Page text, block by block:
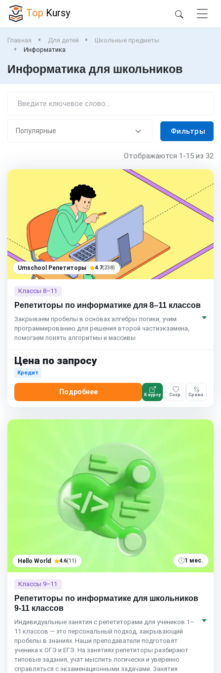
Top Kursy
Главная Для детей
Школьные предметы
Информатика
Информатика для школьников
Фильтры
Отображаются 1-15 из 32
Umschool Репетиторы 4.7(238)
Классы 8–11
Репетиторы по информатике для 8–11 классов
Закрываем пробелы в основах алгебры логики, учим
программированию для решения второй частиэкзамена,
помогаем понять алгоритмы и массивы
Цена по запросу
Кредит
Подробнее К курсу Сохр. Сравн.
Hello World 4.6(11) 1 мес.
Классы 9–11
Репетиторы по информатике для школьников
9-11 классов
Индивидуальные занятия с репетиторами для учеников 1–
11 классов — это персональный подход, закрывающий
пробелы в знаниях. Наши преподаватели подготовят
ученика к ОГЭ и ЕГЭ. На занятиях репетиторы разбирают
типовые задания, учат мыслить логически и уверенно
справляться с экзаменационными задачами. Занятия